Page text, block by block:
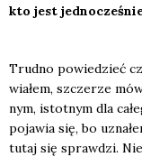
kto jest
Trud­no powie­dzieć
wia­łem, szcze­rze
nym, istot­nym dla
poja­wia się, bo
tutaj się spraw­dzi.